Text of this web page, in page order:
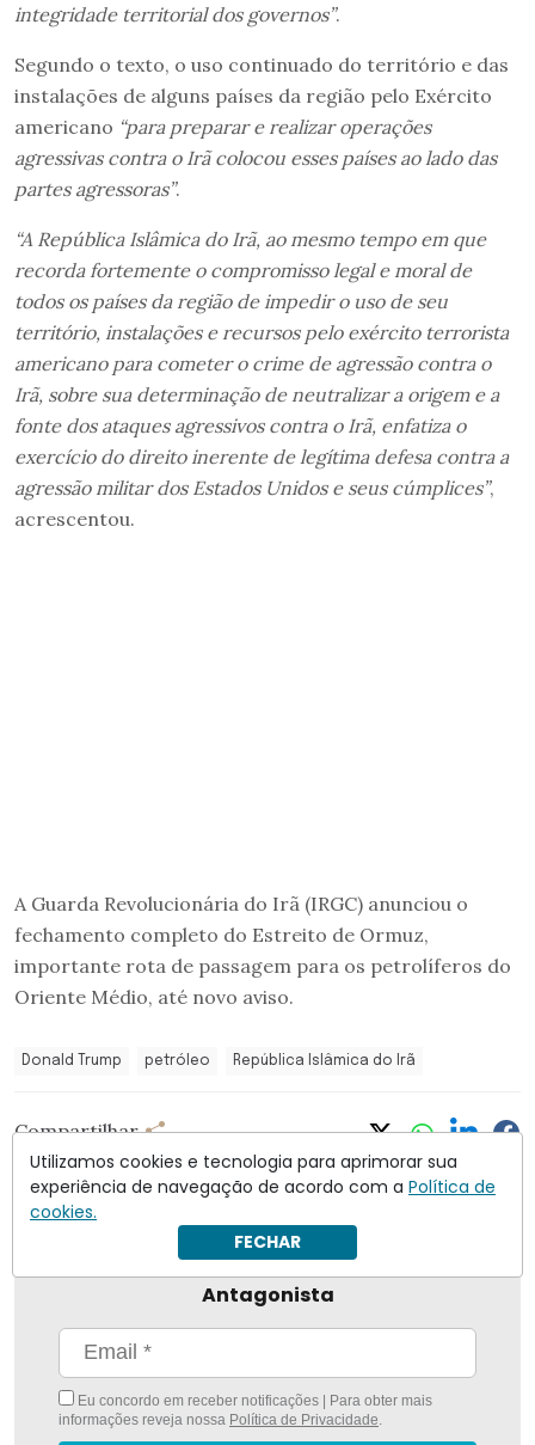
integridade territorial dos governos”.
Segundo o texto, o uso continuado do território e das
instalações de alguns países da região pelo Exército
americano “para preparar e realizar operações
agressivas contra o Irã colocou esses países ao lado das
partes agressoras”.
“A República Islâmica do Irã, ao mesmo tempo em que
recorda fortemente o compromisso legal e moral de
todos os países da região de impedir o uso de seu
território, instalações e recursos pelo exército terrorista
americano para cometer o crime de agressão contra o
Irã, sobre sua determinação de neutralizar a origem e a
fonte dos ataques agressivos contra o Irã, enfatiza o
exercício do direito inerente de legítima defesa contra a
agressão militar dos Estados Unidos e seus cúmplices”,
acrescentou.
A Guarda Revolucionária do Irã (IRGC) anunciou o
fechamento completo do Estreito de Ormuz,
importante rota de passagem para os petrolíferos do
Oriente Médio, até novo aviso.
Donald Trump petróleo República Islâmica do Irã
Compartilhar
Nunca foi tão fácil ficar bem informado comO
Antagonista
Eu concordo em receber notificações | Para obter mais
informações reveja nossa Política de Privacidade.
Utilizamos cookies e tecnologia para aprimorar sua
experiência de navegação de acordo com a Política de
cookies.
FECHAR